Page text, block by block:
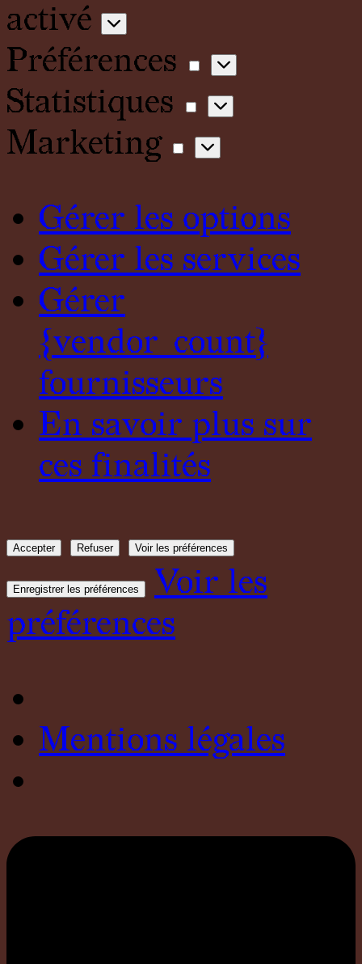
activé
Préférences
Statistiques
Marketing
Marketing
Gérer les options
Gérer les services
Gérer
{vendor_count}
fournisseurs
En savoir plus sur
ces finalités
Accepter Refuser Voir les préférences
Enregistrer les préférences
Voir les
préférences
Mentions légales